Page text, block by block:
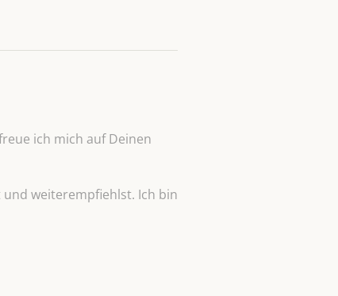
ich mich auf Deinen
weiterempfiehlst. Ich bin